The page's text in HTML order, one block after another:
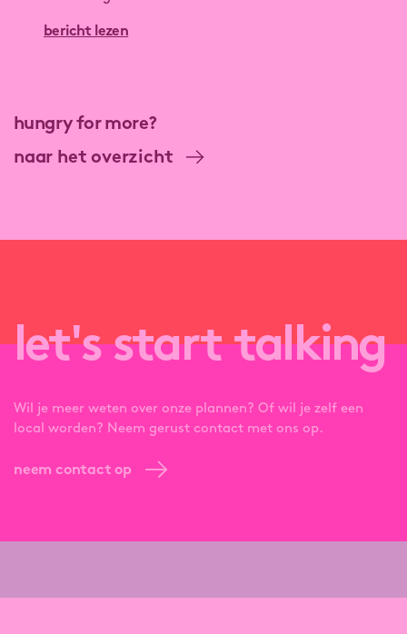
verrassende activiteit voor jong en oud, waarbij je
bericht lezen
hungry for more?
naar het overzicht
let's start talking
Wil je meer weten over onze plannen? Of wil je zelf een
local worden? Neem gerust contact met ons op.
neem contact op